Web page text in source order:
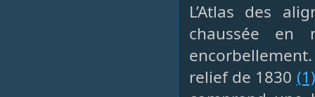
L’Atlas des
chaussée en
relief de 1830 (1)